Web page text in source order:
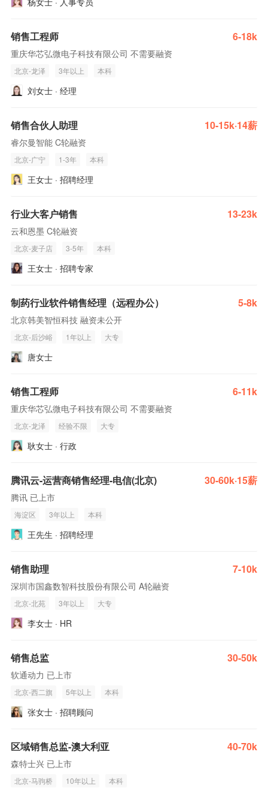
销售工程师 6-18k
重庆华芯弘微电子科技有限公司 不需要融资
北京-龙泽 3年以上 本科
刘女士 · 经理
销售合伙人助理 10-15k·14薪
睿尔曼智能 C轮融资
北京-广宁 1-3年 本科
王女士 · 招聘经理
行业大客户销售 13-23k
云和恩墨 C轮融资
北京-麦子店 3-5年 本科
王女士 · 招聘专家
制药行业软件销售经理（远程办公） 5-8k
北京韩美智恒科技 融资未公开
北京-后沙峪 1年以上 大专
唐女士
销售工程师 6-11k
重庆华芯弘微电子科技有限公司 不需要融资
北京-龙泽 经验不限 大专
耿女士 · 行政
腾讯云-运营商销售经理-电信(北京) 30-60k·15薪
腾讯 已上市
海淀区 3年以上 本科
王先生 · 招聘经理
销售助理 7-10k
深圳市国鑫数智科技股份有限公司 A轮融资
北京-北苑 3年以上 大专
李女士 · HR
销售总监 30-50k
软通动力 已上市
北京-西二旗 5年以上 本科
张女士 · 招聘顾问
区域销售总监-澳大利亚 40-70k
森特士兴 已上市
北京-马驹桥 10年以上 本科